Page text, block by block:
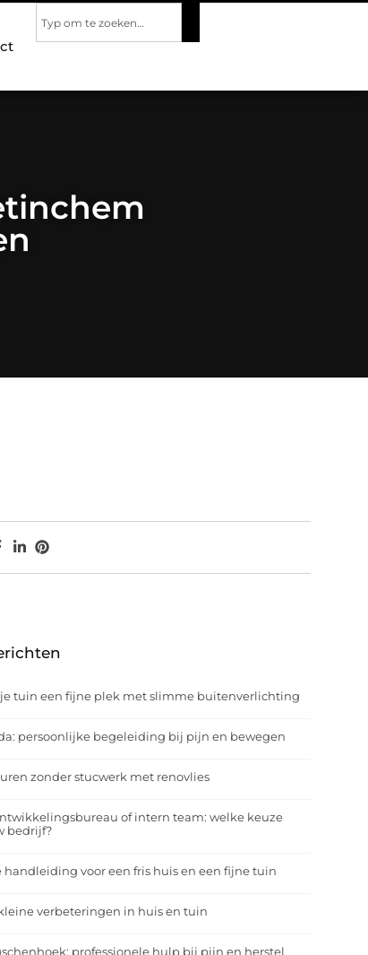
je tuin een fijne plek met slimme buitenverlichting
persoonlijke begeleiding bij pijn en bewegen
zonder stucwerk met renovlies
of intern team: welke keuze
bedrijf?
handleiding voor een fris huis en een fijne tuin
verbeteringen in huis en tuin
professionele hulp bij pijn en herstel